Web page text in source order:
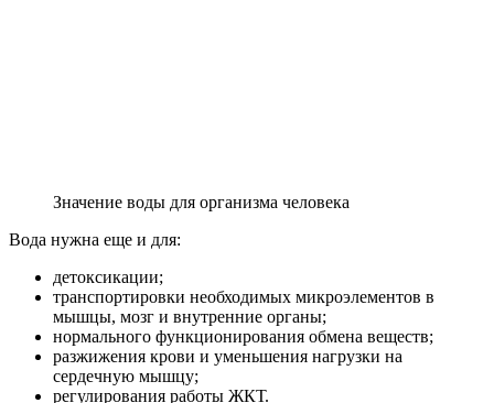
Значение воды для организма человека
Вода нужна еще и для:
детоксикации;
транспортировки необходимых микроэлементов в
мышцы, мозг и внутренние органы;
нормального функционирования обмена веществ;
разжижения крови и уменьшения нагрузки на
сердечную мышцу;
регулирования работы ЖКТ.